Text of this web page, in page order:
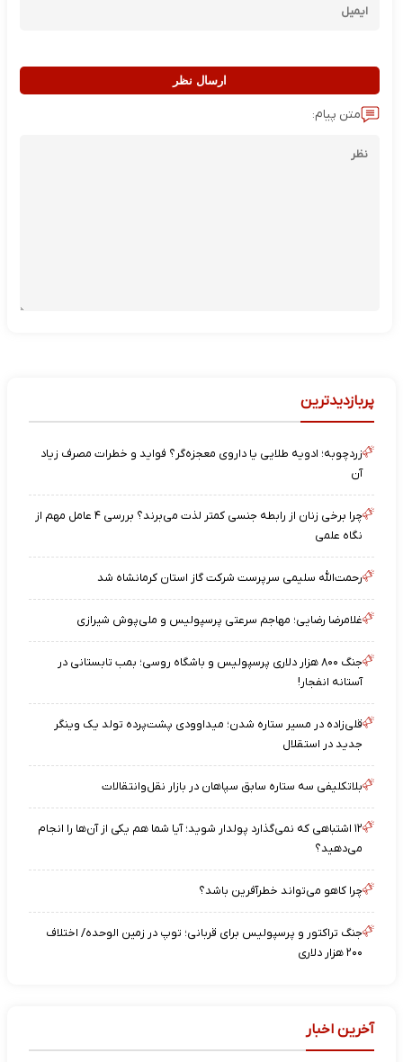
ارسال نظر
متن پیام:
پربازدیدترین
زردچوبه؛ ادویه طلایی یا داروی معجزه‌گر؟ فواید و خطرات مصرف زیاد
آن
چرا برخی زنان از رابطه جنسی کمتر لذت می‌برند؟ بررسی ۴ عامل مهم از
نگاه علمی
رحمت‌الله سلیمی سرپرست شرکت گاز استان کرمانشاه شد
غلامرضا رضایی؛ مهاجم سرعتی پرسپولیس و ملی‌پوش شیرازی
جنگ ۸۰۰ هزار دلاری پرسپولیس و باشگاه روسی؛ بمب تابستانی در
آستانه انفجار!
قلی‌زاده در مسیر ستاره شدن؛ میداوودی پشت‌پرده تولد یک وینگر
جدید در استقلال
بلاتکلیفی سه ستاره سابق سپاهان در بازار نقل‌وانتقالات
۱۲ اشتباهی که نمی‌گذارد پولدار شوید؛ آیا شما هم یکی از آن‌ها را انجام
می‌دهید؟
چرا کاهو می‌تواند خطرآفرین باشد؟
جنگ تراکتور و پرسپولیس برای قربانی؛ توپ در زمین الوحده/ اختلاف
۲۰۰ هزار دلاری
آخرین اخبار